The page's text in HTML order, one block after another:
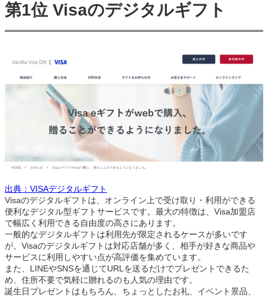
第1位 Visaのデジタルギフト
出典：VISAデジタルギフト
Visaのデジタルギフトは、オンライン上で受け取り・利用ができる
便利なデジタル型ギフトサービスです。最大の特徴は、Visa加盟店
で幅広く利用できる自由度の高さにあります。
一般的なデジタルギフトは利用先が限定されるケースが多いです
が、Visaのデジタルギフトは対応店舗が多く、相手が好きな商品や
サービスに利用しやすい点が高評価を集めています。
また、LINEやSNSを通じてURLを送るだけでプレゼントできるた
め、住所不要で気軽に贈れるのも人気の理由です。
誕生日プレゼントはもちろん、ちょっとしたお礼、イベント景品、